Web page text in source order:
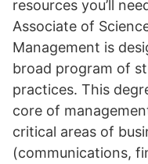
resources you’ll
Associate of
Management is
broad program of
practices. This
core of
critical areas of
(communications,